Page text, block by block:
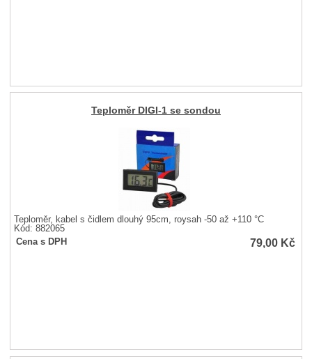
Teploměr DIGI-1 se sondou
Teploměr, kabel s čidlem dlouhý 95cm, roysah -50 až +110 °C
Kód: 882065
Cena s DPH
79,00 Kč